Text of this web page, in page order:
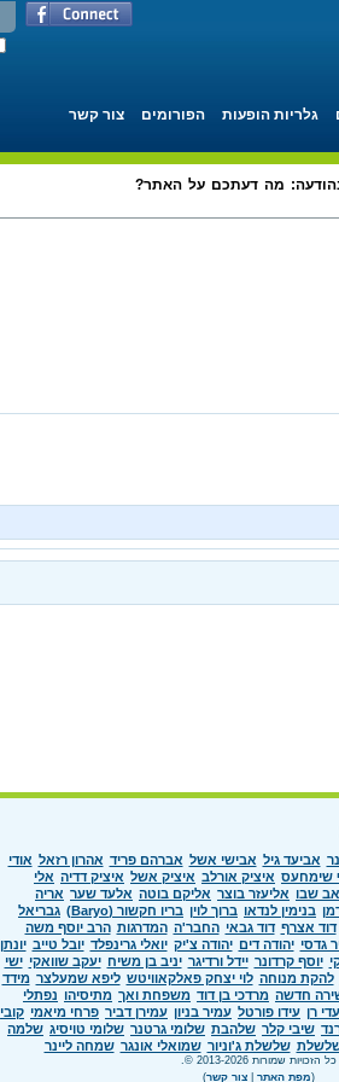
גלריות הופעות הפורומים צור קשר
מה דעתכם על האתר?
אביעד גיל אבישי אשל אברהם פריד אהרון רזאל אודי
שימחעס איציק אורלב איציק אשל איציק דדיה אלי
שבו אליעזר בוצר אליקם בוטה אלעד שער אריה
בנימין לנדאו ברוך לוין בריו חקשור (Baryo)
גבריאל
דוד אצרף דוד גבאי החבר'ה המדרגות הרב יוסף משה
גדסי יהודה דים יהודה צ'יק יואלי גרינפלד יובל טייב יונתן
יוסף קרדונר יידל ורדיגר יניב בן משיח יעקב שוואקי ישי
להקת מנוחה לוי יצחק פאלקאוויטש ליפא שמעלצר מידד
חדשה מרדכי בן דוד משפחת ואך מתיסיהו נפתלי
עדי רן עידו פורטל עמיר בניון עמירן דביר פרחי מיאמי קובי
שיבי קלר שלהבת שלומי גרטנר שלומי טויסיג שלמה
שלשלת ג'וניור שמואלי אונגר שמחה ליינר
כל הזכויות שמורות 2013-2026 ©.
(מפת האתר |צור קשר)